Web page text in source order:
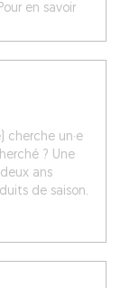
en savoir
cherche un·e
? Une
ans
de saison.